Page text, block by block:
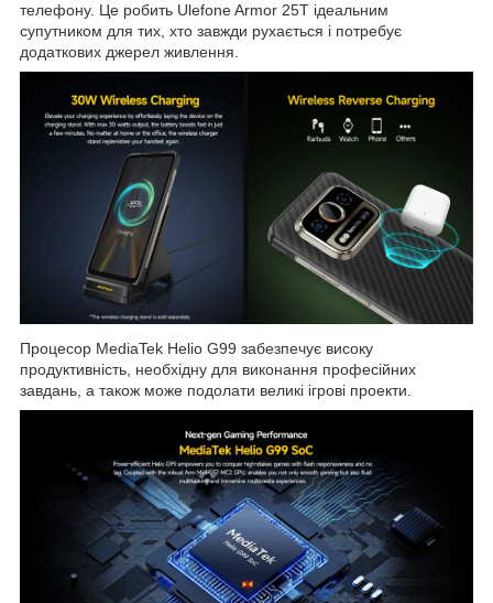
телефону. Це робить Ulefone Armor 25T ідеальним
супутником для тих, хто завжди рухається і потребує
додаткових джерел живлення.
Процесор MediaTek Helio G99 забезпечує високу
продуктивність, необхідну для виконання професійних
завдань, а також може подолати великі ігрові проекти.